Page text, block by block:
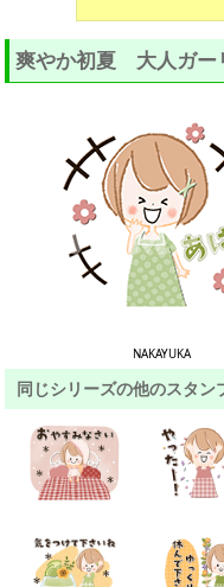
爽やか初夏 大人ガー
NAKAYUKA
同じシリーズの他のスタン